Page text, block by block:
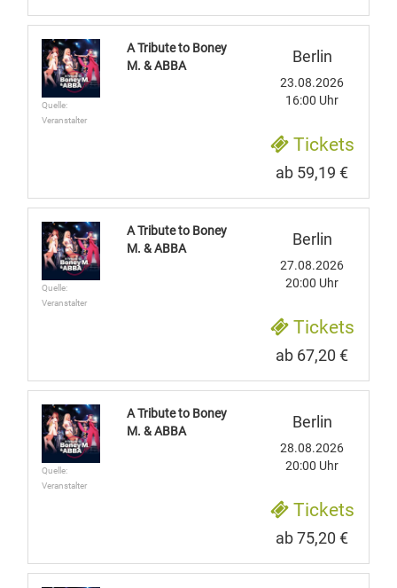
Quelle:
Veranstalter
A Tribute to Boney
M. & ABBA
Berlin
23.08.2026
16:00 Uhr
Tickets
ab 59,19 €
Quelle:
Veranstalter
A Tribute to Boney
M. & ABBA
Berlin
27.08.2026
20:00 Uhr
Tickets
ab 67,20 €
Quelle:
Veranstalter
A Tribute to Boney
M. & ABBA
Berlin
28.08.2026
20:00 Uhr
Tickets
ab 75,20 €